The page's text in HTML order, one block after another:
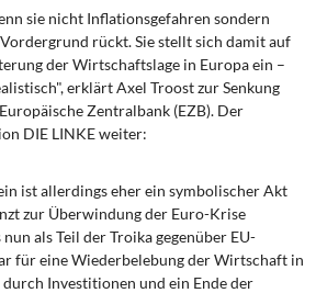
und Daseinsvorsorge
sie nicht Inflationsgefahren sondern
rückt. Sie stellt sich damit auf
der Wirtschaftslage in Europa ein –
erklärt Axel Troost zur Senkung
Zentralbank (EZB). Der
DIE LINKE weiter:
ist allerdings eher ein symbolischer Akt
zur Überwindung der Euro-Krise
als Teil der Troika gegenüber EU-
für eine Wiederbelebung der Wirtschaft in
Investitionen und ein Ende der